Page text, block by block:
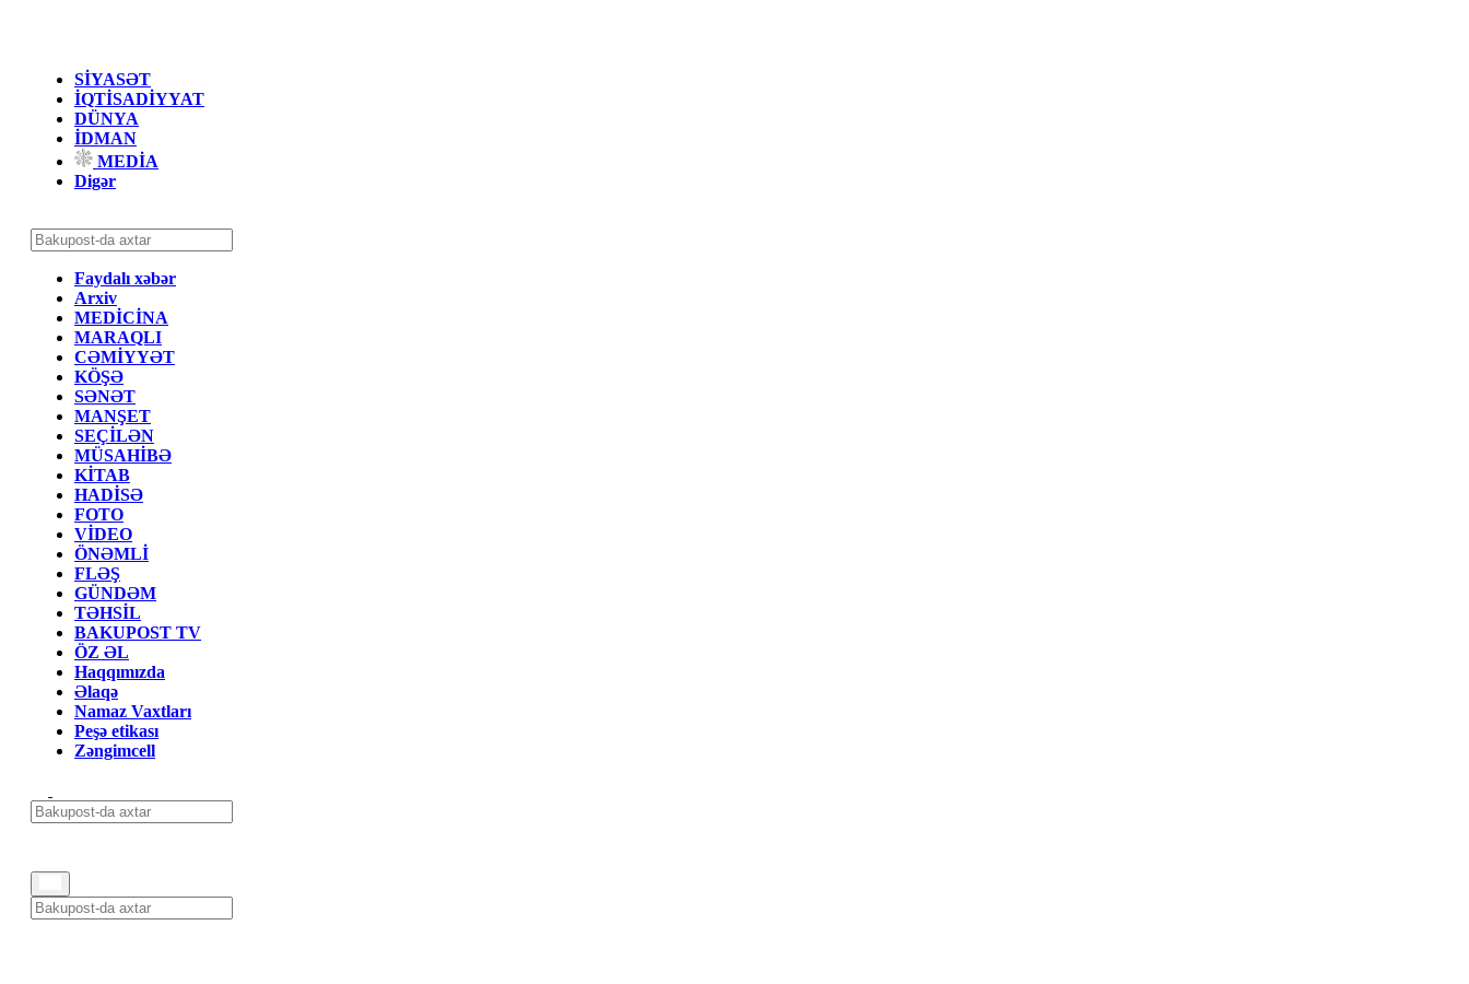
SİYASƏT
İQTİSADİYYAT
DÜNYA
İDMAN
MEDİA
Digər
Faydalı xəbər
Arxiv
MEDİCİNA
MARAQLI
CƏMİYYƏT
KÖŞƏ
SƏNƏT
MANŞET
SEÇİLƏN
MÜSAHİBƏ
KİTAB
HADİSƏ
FOTO
VİDEO
ÖNƏMLİ
FLƏŞ
GÜNDƏM
TƏHSİL
BAKUPOST TV
ÖZ ƏL
Haqqımızda
Əlaqə
Namaz Vaxtları
Peşə etikası
Zəngimcell